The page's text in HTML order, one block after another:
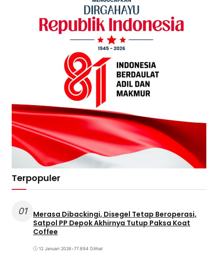
Terpopuler
01
Merasa Dibackingi, Disegel Tetap Beroperasi,
Satpol PP Depok Akhirnya Tutup Paksa Koat
Coffee
12 Januari 2026•77.894 Dilihat